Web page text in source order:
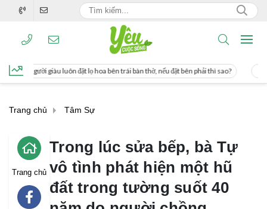
luôn đặt lọ hoa bên trái bàn thờ, nếu đặt bên phải thì sao? Cách uống nước
Trang chủ Tâm Sự
Trang chủ
Trong lúc sửa bếp, bà Tự
vô tình phát hiện một hũ
đất trong tường suốt 40